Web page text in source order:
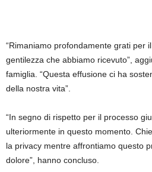
“Rimaniamo profondamente grati per
gentilezza che abbiamo ricevuto”,
famiglia. “Questa effusione ci ha
della nostra vita”.
“In segno di rispetto per il processo
ulteriormente in questo momento.
la privacy mentre affrontiamo questo
dolore”, hanno concluso.